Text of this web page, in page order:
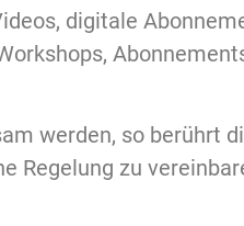
digitale
werden, so berührt
Regelung zu